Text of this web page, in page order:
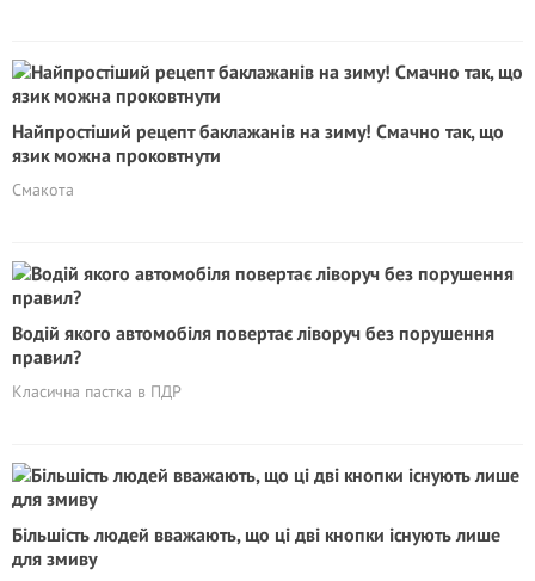
Найпростіший рецепт баклажанів на зиму! Смачно так, що
язик можна проковтнути
Смакота
Водій якого автомобіля повертає ліворуч без порушення
правил?
Класична пастка в ПДР
Більшість людей вважають, що ці дві кнопки існують лише
для змиву